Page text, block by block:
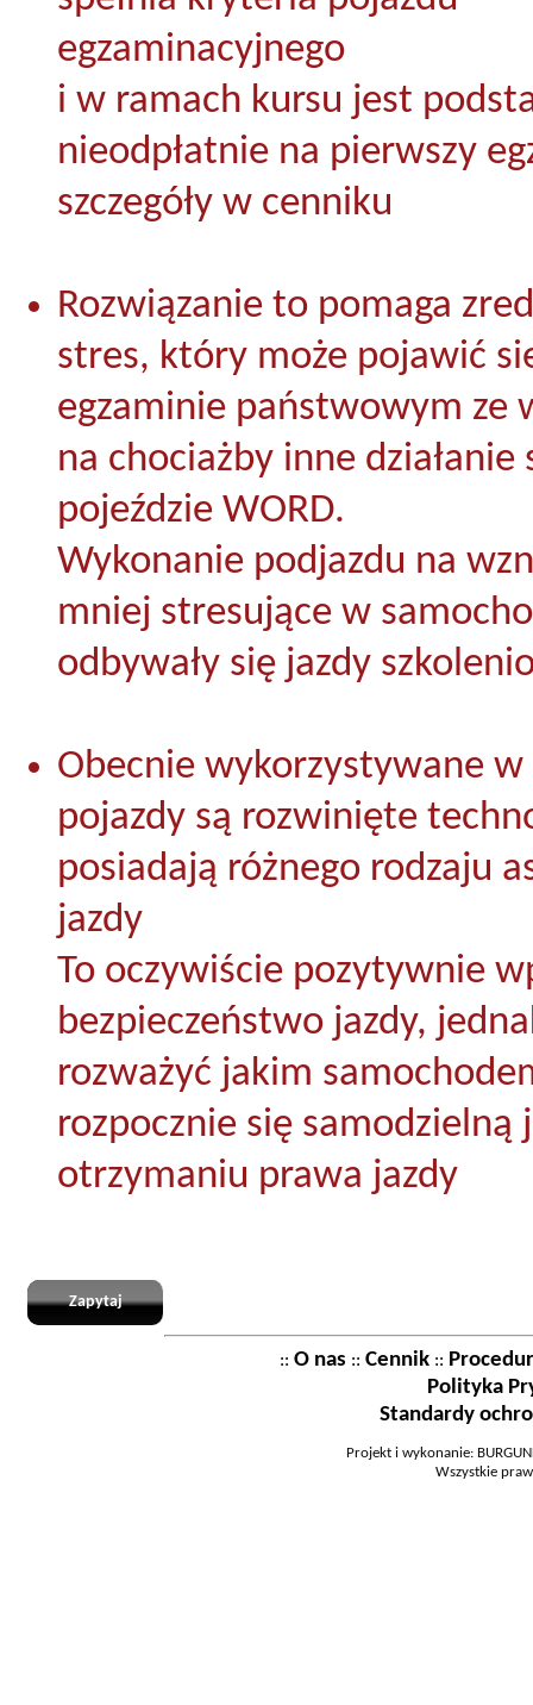
egzaminacyjnego
i w ramach kursu jest
nieodpłatnie na pierwszy
szczegóły w cenniku
Rozwiązanie to pomaga
stres, który może pojawić
egzaminie państwowym ze
na chociażby inne działanie
pojeździe WORD.
Wykonanie podjazdu na
mniej stresujące w
odbywały się jazdy
Obecnie wykorzystywane w
pojazdy są rozwinięte
posiadają różnego rodzaju
jazdy
To oczywiście pozytywnie
bezpieczeństwo jazdy,
rozważyć jakim
rozpocznie się samodzielną
otrzymaniu prawa jazdy
Zapytaj
::O nas ::Cennik ::
Polityka
Standardy
Projekt i wykonanie:
Wszystkie